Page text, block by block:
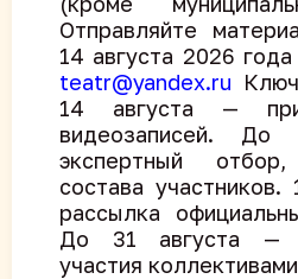
Отправляйте
14 августа 2026
teatr@yandex.ru
14 августа —
видеозаписей.
экспертный
состава участников.
рассылка
До 31 августа —
участия